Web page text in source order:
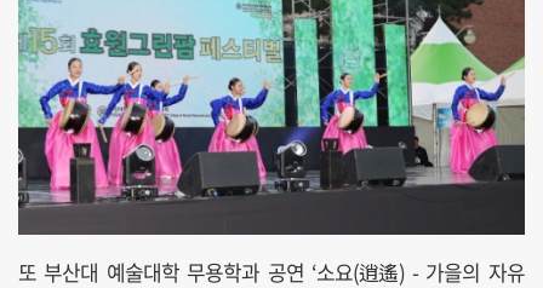
또 부산대 예술대학 무용학과 공연 ‘소요(逍遙) - 가을의 자유